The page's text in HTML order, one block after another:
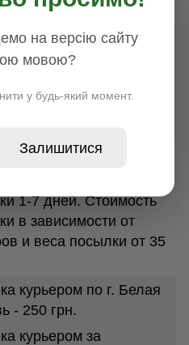
ПОЧТА
Украине срок доставки
от размеров и
от 100 грн.
1-7 дней. Стоимость
в зависимости от
и веса посылки от 35
курьером по г. Белая
- 250 грн.
курьером за
на версію сайту
мовою?
у будь-який момент.
Залишитися